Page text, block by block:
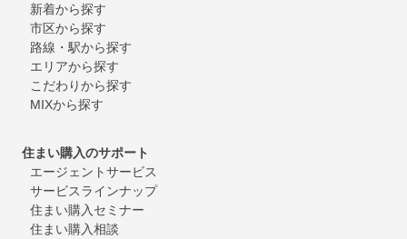
新着から探す
市区から探す
路線・駅から探す
エリアから探す
こだわりから探す
MIXから探す
住まい購入のサポート
エージェントサービス
サービスラインナップ
住まい購入セミナー
住まい購入相談